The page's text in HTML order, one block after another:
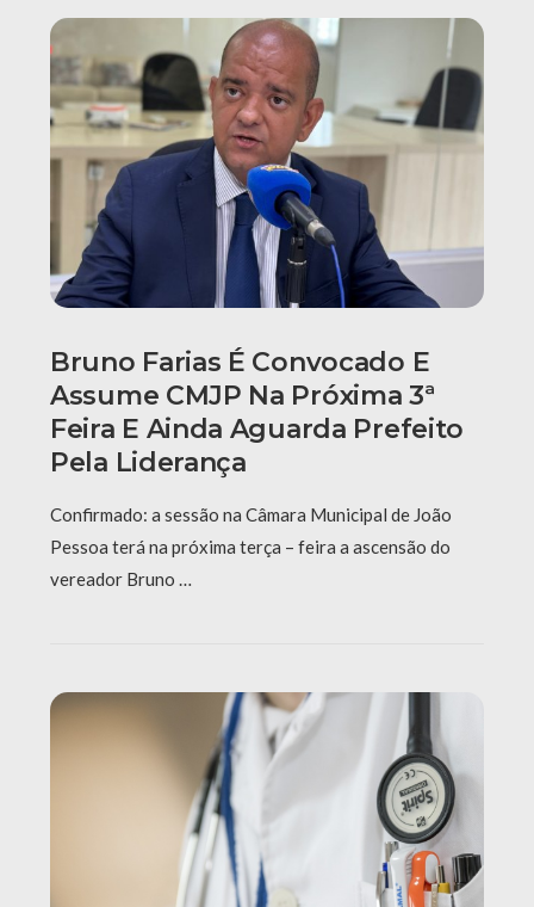
Bruno Farias É Convocado E
Assume CMJP Na Próxima 3ª
Feira E Ainda Aguarda Prefeito
Pela Liderança
Confirmado: a sessão na Câmara Municipal de João
Pessoa terá na próxima terça – feira a ascensão do
vereador Bruno …